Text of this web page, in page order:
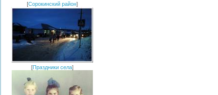
[Сорокинский район]
[Праздники села]